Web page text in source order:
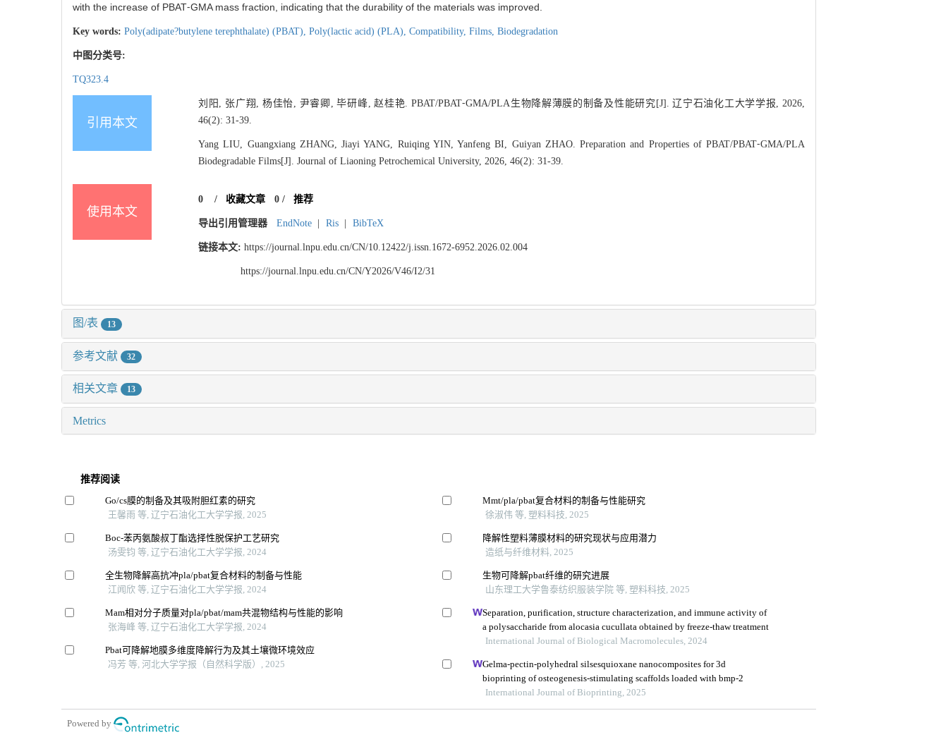
with the increase of PBAT⁃GMA mass fraction, indicating that the durability of the materials was improved.
Key words: Poly(adipate?butylene terephthalate) (PBAT), Poly(lactic acid) (PLA), Compatibility, Films, Biodegradation
中图分类号:
TQ323.4
引用本文
刘阳, 张广翔, 杨佳怡, 尹睿卿, 毕研峰, 赵桂艳. PBAT/PBAT⁃GMA/PLA生物降解薄膜的制备及性能研究[J]. 辽宁石油化工大学学报, 2026,
46(2): 31-39.
Yang LIU, Guangxiang ZHANG, Jiayi YANG, Ruiqing YIN, Yanfeng BI, Guiyan ZHAO. Preparation and Properties of PBAT/PBAT⁃GMA/PLA
Biodegradable Films[J]. Journal of Liaoning Petrochemical University, 2026, 46(2): 31-39.
使用本文
0 / 收藏文章 0/ 推荐
导出引用管理器 EndNote Ris BibTeX
链接本文: https://journal.lnpu.edu.cn/CN/10.12422/j.issn.1672-6952.2026.02.004
https://journal.lnpu.edu.cn/CN/Y2026/V46/I2/31
图/表 13
参考文献 32
相关文章 13
Metrics
推荐阅读
Go/cs膜的制备及其吸附胆红素的研究
王馨雨 等, 辽宁石油化工大学学报, 2025
Boc-苯丙氨酸叔丁酯选择性脱保护工艺研究
汤雯钧 等, 辽宁石油化工大学学报, 2024
全生物降解高抗冲pla/pbat复合材料的制备与性能
江闻欣 等, 辽宁石油化工大学学报, 2024
Mam相对分子质量对pla/pbat/mam共混物结构与性能的影响
张海峰 等, 辽宁石油化工大学学报, 2024
Pbat可降解地膜多维度降解行为及其土壤微环境效应
冯芳 等, 河北大学学报（自然科学版）, 2025
Mmt/pla/pbat复合材料的制备与性能研究
徐淑伟 等, 塑料科技, 2025
降解性塑料薄膜材料的研究现状与应用潜力
造纸与纤维材料, 2025
生物可降解pbat纤维的研究进展
山东理工大学鲁泰纺织服装学院 等, 塑料科技, 2025
Separation, purification, structure characterization, and immune activity of
a polysaccharide from alocasia cucullata obtained by freeze-thaw treatment
International Journal of Biological Macromolecules, 2024
Gelma-pectin-polyhedral silsesquioxane nanocomposites for 3d
bioprinting of osteogenesis-stimulating scaffolds loaded with bmp-2
International Journal of Bioprinting, 2025
Powered by